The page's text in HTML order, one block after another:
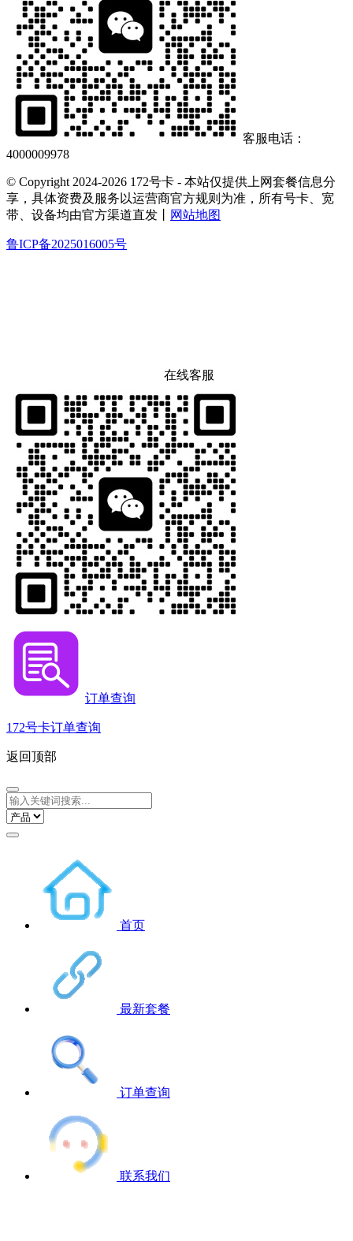
客服电话：
4000009978
© Copyright 2024-2026 172号卡 - 本站仅提供上网套餐信息分
享，具体资费及服务以运营商官方规则为准，所有号卡、宽
带、设备均由官方渠道直发丨
网站地图
鲁ICP备2025016005号
在线客服
订单查询
172号卡订单查询
返回顶部
首页
最新套餐
订单查询
联系我们